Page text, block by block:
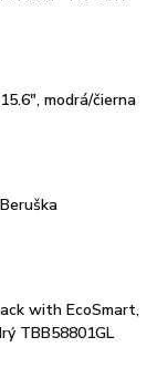
modrá/čierna
with EcoSmart,
TBB58801GL